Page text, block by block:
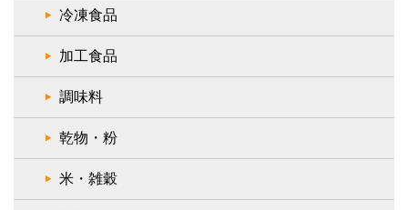
冷凍食品
加工食品
調味料
乾物・粉
米・雑穀